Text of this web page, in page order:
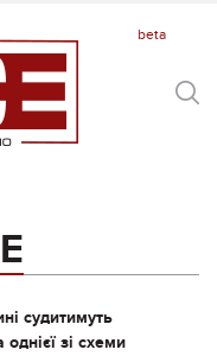
судитимуть
однієї зі схеми